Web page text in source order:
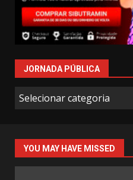
JORNADA PÚBLICA
Jornada
Pública
YOU MAY HAVE MISSED